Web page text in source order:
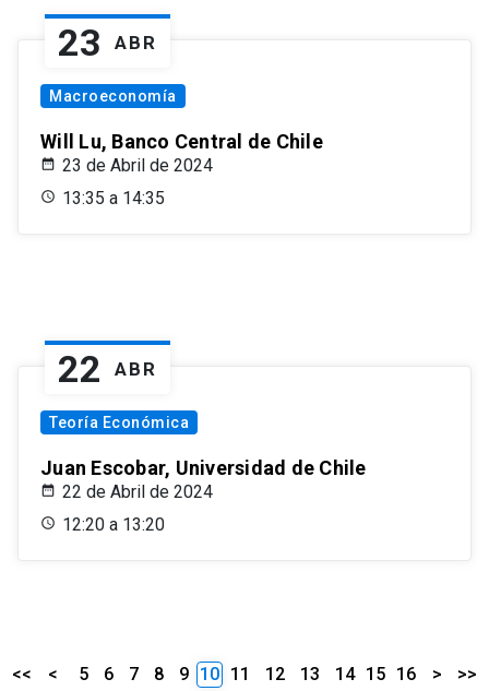
23 ABR
Macroeconomía
Will Lu, Banco Central de Chile
23 de Abril de 2024
13:35 a 14:35
22 ABR
Teoría Económica
Juan Escobar, Universidad de Chile
22 de Abril de 2024
12:20 a 13:20
<< < 5 6 7 8 9 10 11 12 13 14 15 16 > >>